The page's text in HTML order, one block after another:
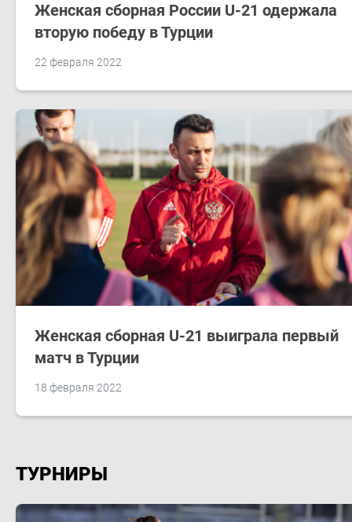
22 февраля 2022
Женская сборная России U-21 одержала
вторую победу в Турции
18 февраля 2022
Женская сборная U-21 выиграла первый
матч в Турции
ТУРНИРЫ